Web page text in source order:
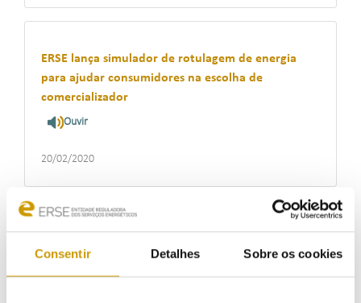
Consentir Detalhes Sobre os cookies
ERSE lança simulador de rotulagem de energia
para ajudar consumidores na escolha de
comercializador
Ouvir
20/02/2020
revisão do PPEC